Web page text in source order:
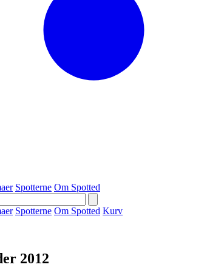
Spotterne Om Spotted
Spotterne Om Spotted Kurv
2012